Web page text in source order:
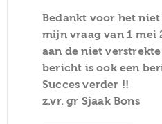
Bedankt voor het
mijn vraag van 1 mei
aan de niet
bericht is ook een
Succes verder !!
z.vr. gr Sjaak Bons